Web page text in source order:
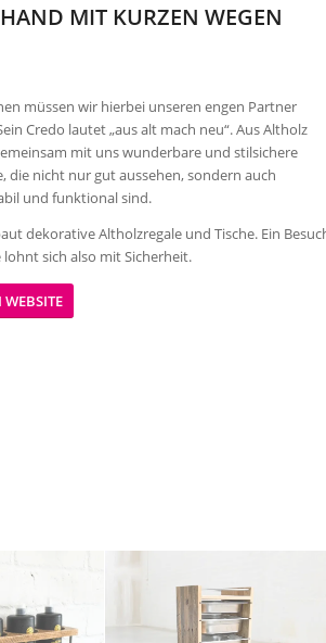
MIT KURZEN WEGEN
müssen wir hierbei unseren engen Partner
Credo lautet „aus alt mach neu“. Aus Altholz
mit uns wunderbare und stilsichere
die nicht nur gut aussehen, sondern auch
und funktional sind.
dekorative Altholzregale und Tische. Ein
lohnt sich also mit Sicherheit.